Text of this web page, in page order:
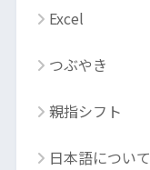
Excel
つぶやき
親指シフト
日本語について